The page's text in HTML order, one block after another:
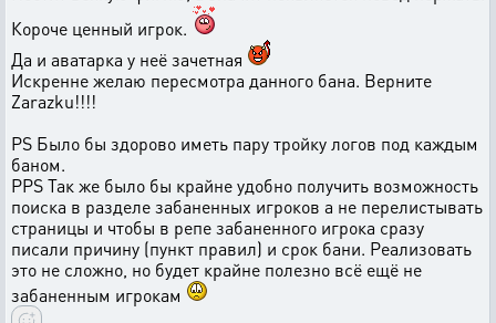
Короче ценный игрок.
Да и аватарка у неё зачетная
Искренне желаю пересмотра данного бана. Верните
Zarazku!!!!
PS Было бы здорово иметь пару тройку логов под каждым
баном.
PPS Так же было бы крайне удобно получить возможность
поиска в разделе забаненных игроков а не перелистывать
страницы и чтобы в репе забаненного игрока сразу
писали причину (пункт правил) и срок бани. Реализовать
это не сложно, но будет крайне полезно всё ещё не
забаненным игрокам